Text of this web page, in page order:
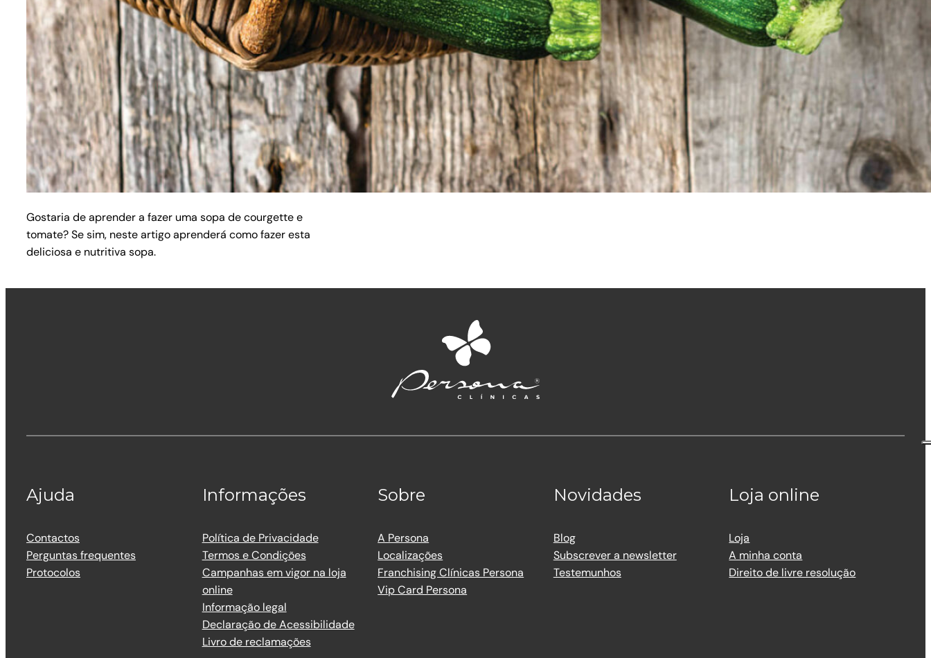
Gostaria de aprender a fazer uma sopa de courgette e
tomate? Se sim, neste artigo aprenderá como fazer esta
deliciosa e nutritiva sopa.
Ajuda
Contactos
Perguntas frequentes
Protocolos
Informações
Política de Privacidade
Termos e Condições
Campanhas em vigor na loja
online
Informação legal
Declaração de Acessibilidade
Livro de reclamações
Sobre
A Persona
Localizações
Franchising Clínicas Persona
Vip Card Persona
Novidades
Blog
Subscrever a newsletter
Testemunhos
Loja online
Loja
A minha conta
Direito de livre resolução